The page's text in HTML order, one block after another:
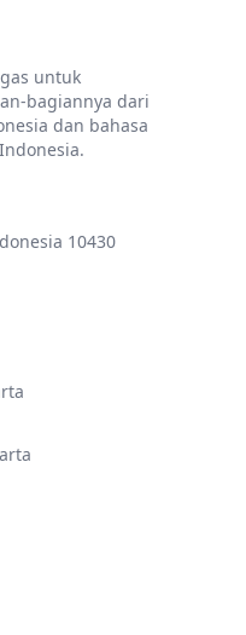
untuk
bagiannya dari
dan bahasa
10430